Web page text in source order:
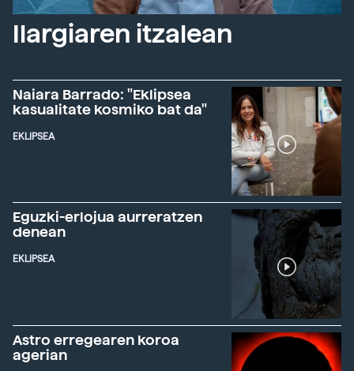
Ilargiaren itzalean
Naiara Barrado: "Eklipsea
kasualitate kosmiko bat da"
EKLIPSEA
Eguzki-erlojua aurreratzen
denean
EKLIPSEA
Astro erregearen koroa
agerian